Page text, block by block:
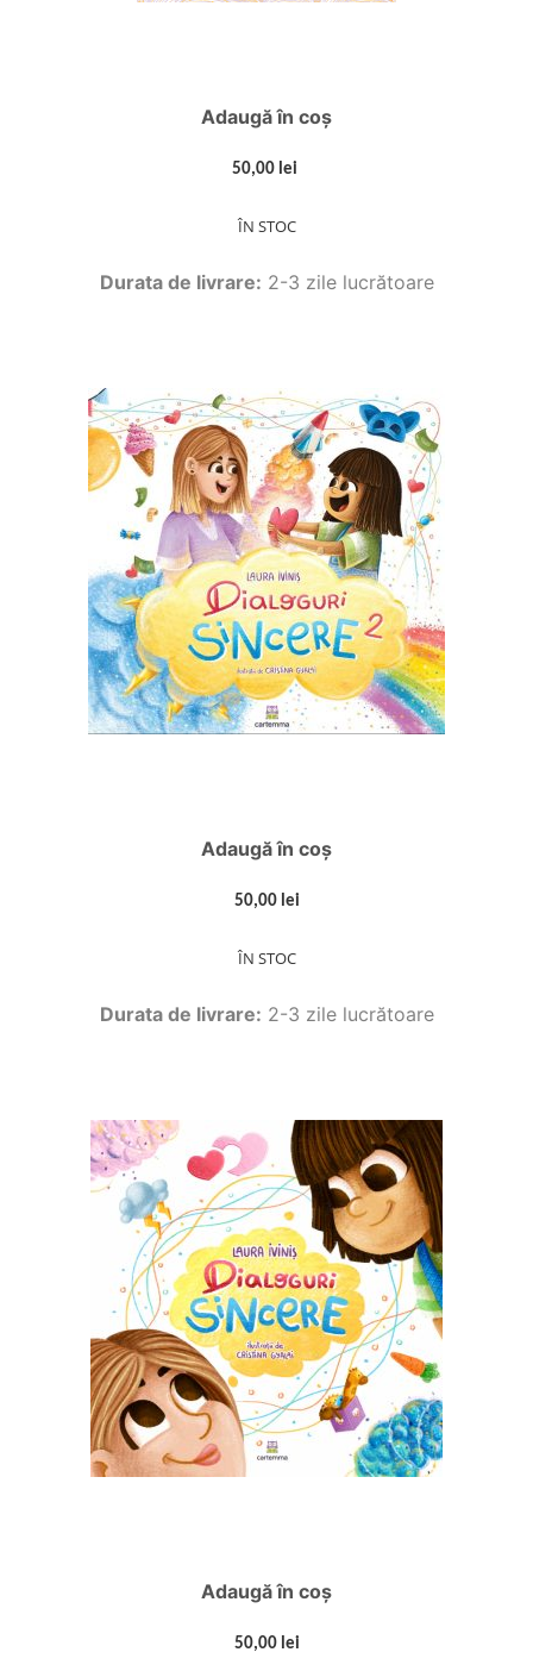
Adaugă în coș
50,00 lei
ÎN STOC
Durata de livrare: 2-3 zile lucrătoare
Adaugă în coș
50,00 lei
ÎN STOC
Durata de livrare: 2-3 zile lucrătoare
Adaugă în coș
50,00 lei